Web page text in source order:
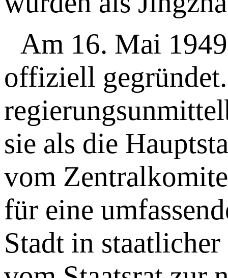
Am 16. Mai
offiziell
sie als die
vom
für eine
Stadt in